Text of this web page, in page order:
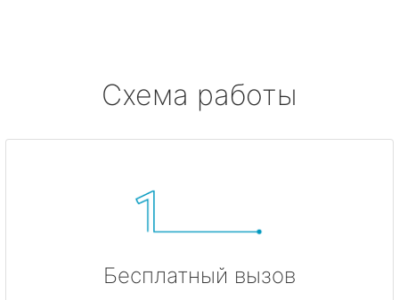
Схема работы
Бесплатный вызов